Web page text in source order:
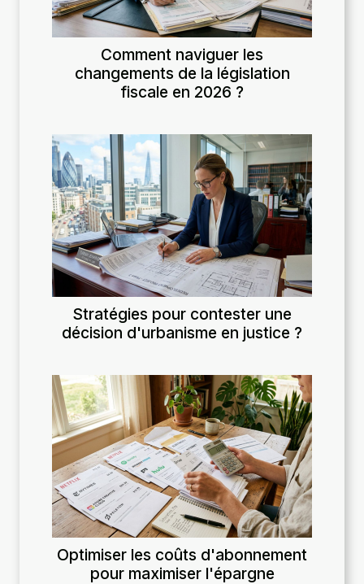
Comment naviguer les
changements de la législation
fiscale en 2026 ?
Stratégies pour contester une
décision d'urbanisme en justice ?
Optimiser les coûts d'abonnement
pour maximiser l'épargne